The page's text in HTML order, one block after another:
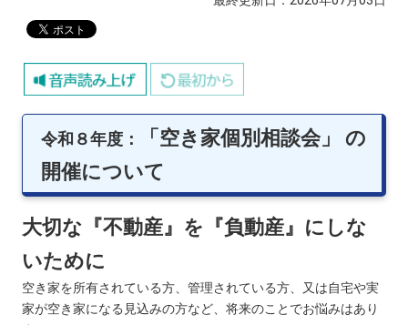
令和８年度 ：
「空き家個別相談会」 の
開催について
大切な『不動産』を『負動産』にしな
いために
空き家を所有されている方、管理されている方、又は自宅や実
家が空き家になる見込みの方など、将来のことでお悩みはあり